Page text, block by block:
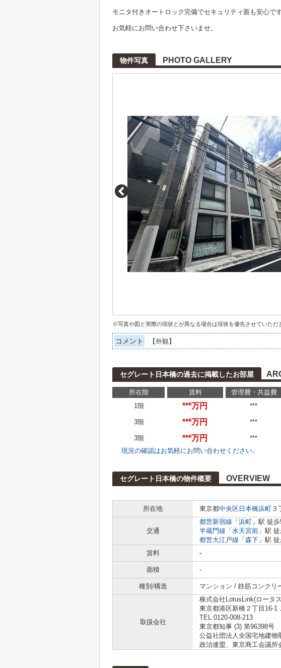
モニタ付きオートロック完備でセキュリティ面も安心です
お気軽にお問い合わせ下さいませ。
物件写真 PHOTO GALLERY
※写真や図と実際の現状とが異なる場合は現状を優先させていただ
コメント 【外観】
セグレート日本橋の過去に掲載したお部屋
所在階 賃料 管理費・共益費
1階
***万円 ***
3階 ***万円 ***
3階 ***万円 ***
現況の確認はお気軽にお問い合わせください。
セグレート日本橋の物件概要 OVERVIEW
所在地
東京都中央区 日本橋浜町 ３
交通
都営新宿線 「 浜町 」駅 徒
半蔵門線 「 水天宮前 」駅
都営大江戸線 「 森下 」駅
賃料
-
面積 -
種別/構造 マンション / 鉄筋コンクリ
取扱会社
株式会社LotusLink(ロータ
東京都港区新橋２丁目16-1
TEL:0120-008-213
東京都知事 (3) 第96398号
公益社団法人全国宅地建物
政治連盟、東京商工会議所